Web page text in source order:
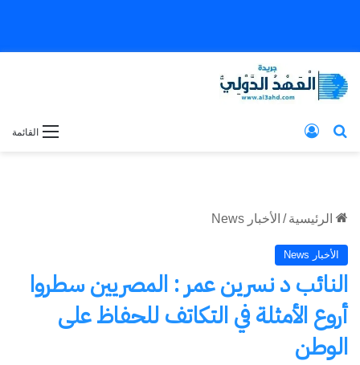
القائمة بحث عن
الرئيسية / الأخبار News
الأخبار News
النائب د نسرين عمر : المصريين سطروا
أروع الأمثلة في التكاتف للحفاظ على
الوطن